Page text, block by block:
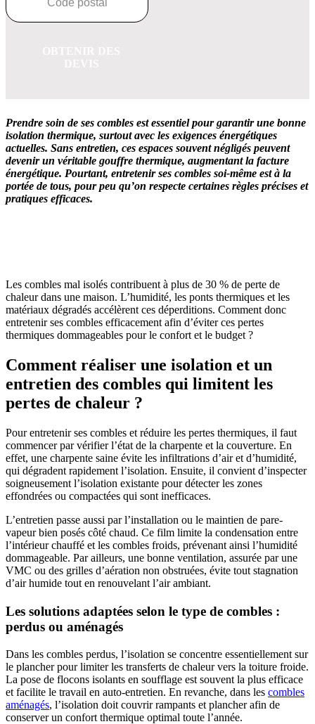
Prendre soin de ses combles est essentiel pour garantir une bonne
isolation thermique, surtout avec les exigences énergétiques
actuelles. Sans entretien, ces espaces souvent négligés peuvent
devenir un véritable gouffre thermique, augmentant la facture
énergétique. Pourtant, entretenir ses combles soi-même est à la
portée de tous, pour peu qu’on respecte certaines règles précises et
pratiques efficaces.
Les combles mal isolés contribuent à plus de 30 % de perte de
chaleur dans une maison. L’humidité, les ponts thermiques et les
matériaux dégradés accélèrent ces déperditions. Comment donc
entretenir ses combles efficacement afin d’éviter ces pertes
thermiques dommageables pour le confort et le budget ?
Comment réaliser une isolation et un
entretien des combles qui limitent les
pertes de chaleur ?
Pour entretenir ses combles et réduire les pertes thermiques, il faut
commencer par vérifier l’état de la charpente et la couverture. En
effet, une charpente saine évite les infiltrations d’air et d’humidité,
qui dégradent rapidement l’isolation. Ensuite, il convient d’inspecter
soigneusement l’isolation existante pour détecter les zones
effondrées ou compactées qui sont inefficaces.
L’entretien passe aussi par l’installation ou le maintien de pare-
vapeur bien posés côté chaud. Ce film limite la condensation entre
l’intérieur chauffé et les combles froids, prévenant ainsi l’humidité
dommageable. Par ailleurs, une bonne ventilation, assurée par une
VMC ou des grilles d’aération non obstruées, évite tout stagnation
d’air humide tout en renouvelant l’air ambiant.
Les solutions adaptées selon le type de combles :
perdus ou aménagés
Dans les combles perdus, l’isolation se concentre essentiellement sur
le plancher pour limiter les transferts de chaleur vers la toiture froide.
La pose de flocons isolants en soufflage est souvent la plus efficace
et facilite le travail en auto-entretien. En revanche, dans les combles
aménagés, l’isolation doit couvrir rampants et plancher afin de
conserver un confort thermique optimal toute l’année.